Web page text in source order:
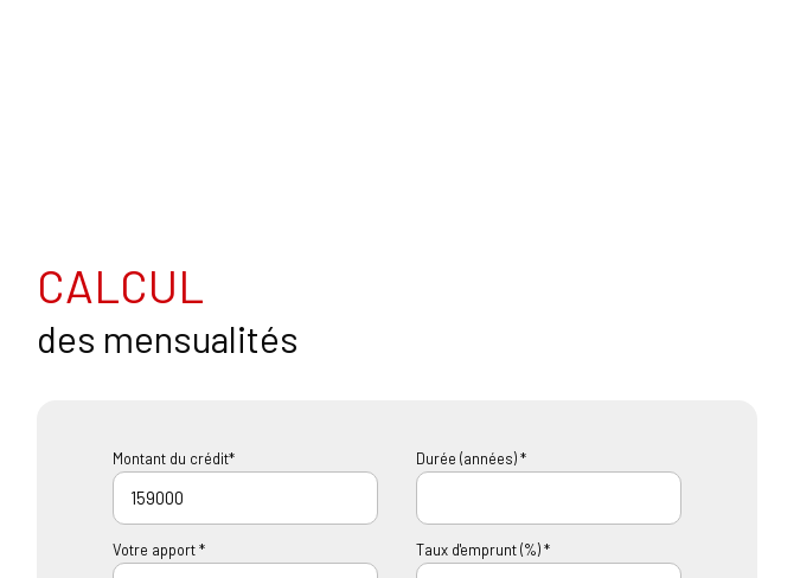
CALCUL
des mensualités
Montant du crédit* Durée (années) *
Votre apport * Taux d'emprunt (%) *